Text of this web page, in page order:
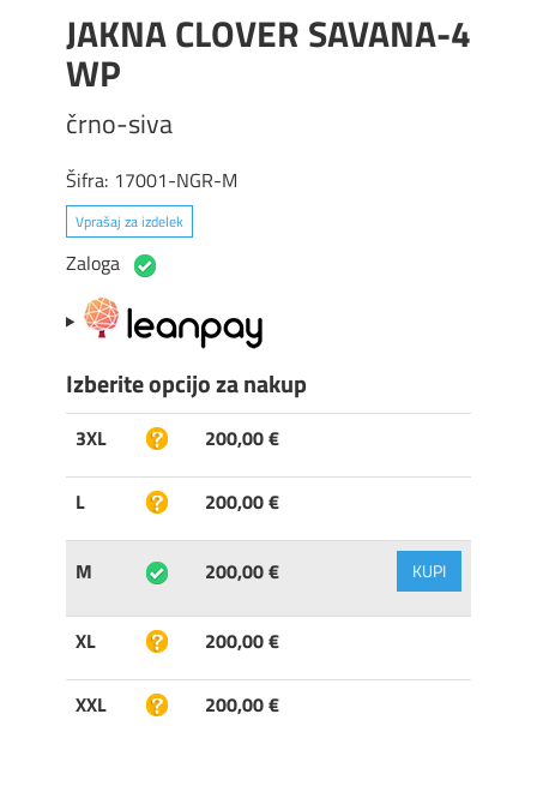
JAKNA CLOVER SAVANA-4
WP
črno-siva
Šifra: 17001-NGR-M
Vprašaj za izdelek
Zaloga
Izberite opcijo za nakup
3XL 200,00 €
L 200,00 €
M 200,00 € KUPI
XL 200,00 €
XXL 200,00 €